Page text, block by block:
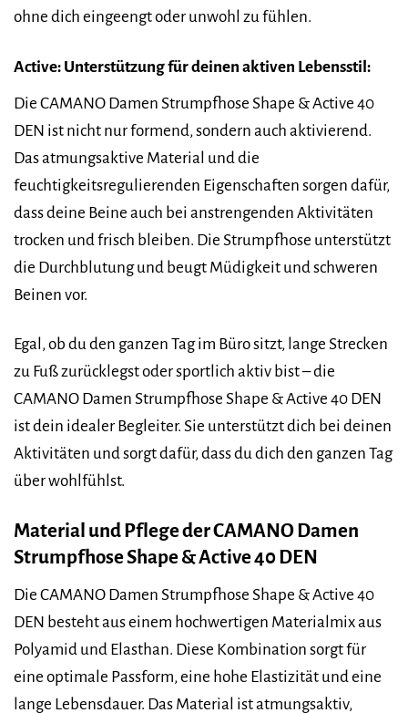
ohne dich eingeengt oder unwohl zu fühlen.
Active: Unterstützung für deinen aktiven Lebensstil:
Die CAMANO Damen Strumpfhose Shape & Active 40
DEN ist nicht nur formend, sondern auch aktivierend.
Das atmungsaktive Material und die
feuchtigkeitsregulierenden Eigenschaften sorgen dafür,
dass deine Beine auch bei anstrengenden Aktivitäten
trocken und frisch bleiben. Die Strumpfhose unterstützt
die Durchblutung und beugt Müdigkeit und schweren
Beinen vor.
Egal, ob du den ganzen Tag im Büro sitzt, lange Strecken
zu Fuß zurücklegst oder sportlich aktiv bist – die
CAMANO Damen Strumpfhose Shape & Active 40 DEN
ist dein idealer Begleiter. Sie unterstützt dich bei deinen
Aktivitäten und sorgt dafür, dass du dich den ganzen Tag
über wohlfühlst.
Material und Pflege der CAMANO Damen
Strumpfhose Shape & Active 40 DEN
Die CAMANO Damen Strumpfhose Shape & Active 40
DEN besteht aus einem hochwertigen Materialmix aus
Polyamid und Elasthan. Diese Kombination sorgt für
eine optimale Passform, eine hohe Elastizität und eine
lange Lebensdauer. Das Material ist atmungsaktiv,